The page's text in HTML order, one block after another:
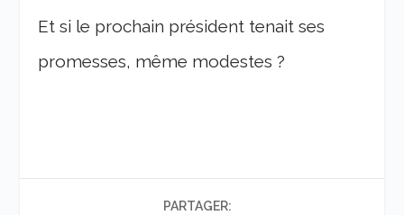
Et si le prochain président tenait ses
promesses, même modestes ?
PARTAGER: